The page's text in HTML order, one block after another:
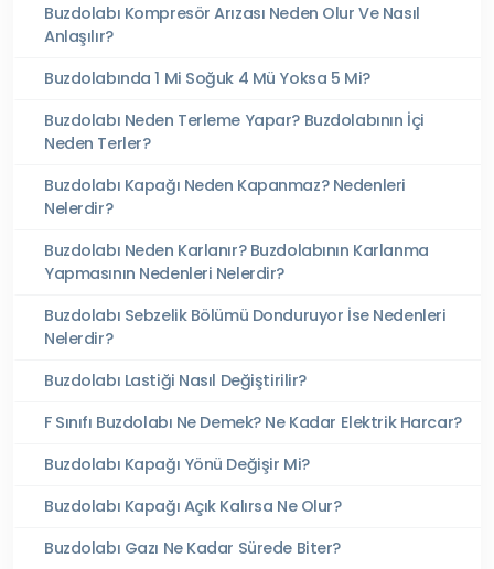
Buzdolabı Kompresör Arızası Neden Olur Ve Nasıl
Anlaşılır?
Buzdolabında 1 Mi Soğuk 4 Mü Yoksa 5 Mi?
Buzdolabı Neden Terleme Yapar? Buzdolabının İçi
Neden Terler?
Buzdolabı Kapağı Neden Kapanmaz? Nedenleri
Nelerdir?
Buzdolabı Neden Karlanır? Buzdolabının Karlanma
Yapmasının Nedenleri Nelerdir?
Buzdolabı Sebzelik Bölümü Donduruyor İse Nedenleri
Nelerdir?
Buzdolabı Lastiği Nasıl Değiştirilir?
F Sınıfı Buzdolabı Ne Demek? Ne Kadar Elektrik Harcar?
Buzdolabı Kapağı Yönü Değişir Mi?
Buzdolabı Kapağı Açık Kalırsa Ne Olur?
Buzdolabı Gazı Ne Kadar Sürede Biter?